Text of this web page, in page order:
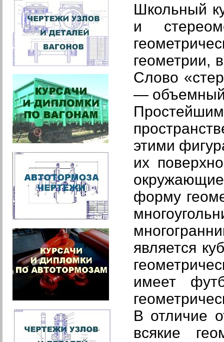
Школьный
и
геометрии,
Слово
—
этими
их
форму
является
имеет
В отличие
всякие